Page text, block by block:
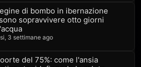
di bombo in ibernazione
sopravvivere otto giorni
3 settimane ago
del 75%: come l'ansia